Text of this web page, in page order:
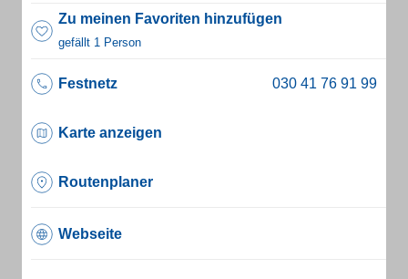
Zu meinen Favoriten hinzufügen
gefällt 1 Person
Festnetz
Karte anzeigen
Routenplaner
Webseite